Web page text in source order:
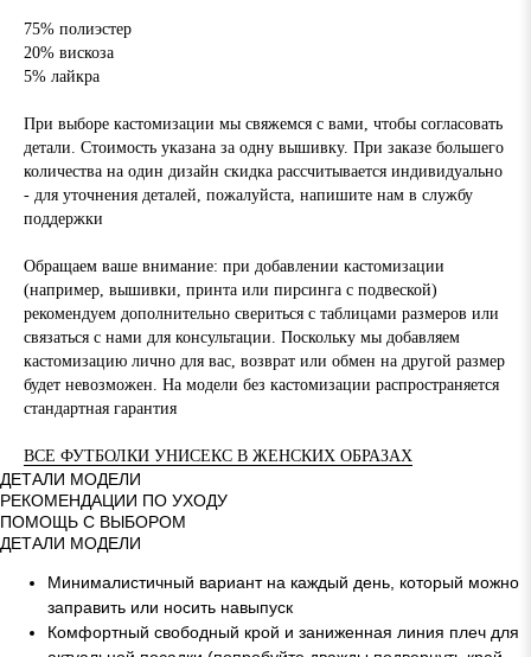
75% полиэстер
20% вискоза
5% лайкра
При выборе кастомизации мы свяжемся с вами, чтобы согласовать
детали. Стоимость указана за одну вышивку. При заказе большего
количества на один дизайн скидка рассчитывается индивидуально
- для уточнения деталей, пожалуйста, напишите нам в службу
поддержки
Обращаем ваше внимание: при добавлении кастомизации
(например, вышивки, принта или пирсинга с подвеской)
рекомендуем дополнительно свериться с таблицами размеров или
связаться с нами для консультации. Поскольку мы добавляем
кастомизацию лично для вас, возврат или обмен на другой размер
будет невозможен. На модели без кастомизации распространяется
стандартная гарантия
ВСЕ ФУТБОЛКИ УНИСЕКС В ЖЕНСКИХ ОБРАЗАХ
ДЕТАЛИ МОДЕЛИ
РЕКОМЕНДАЦИИ ПО УХОДУ
ПОМОЩЬ С ВЫБОРОМ
ДЕТАЛИ МОДЕЛИ
Минималистичный вариант на каждый день, который можно
заправить или носить навыпуск
Комфортный свободный крой и заниженная линия плеч для